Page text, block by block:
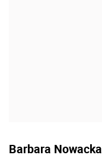
Barbara Nowacka